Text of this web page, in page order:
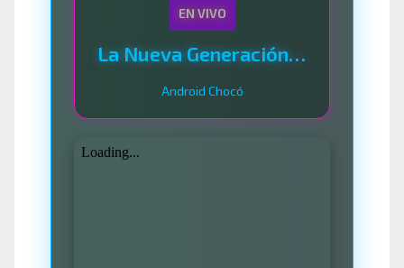
EN VIVO
La Nueva Generación Del Sistema
Android Chocó